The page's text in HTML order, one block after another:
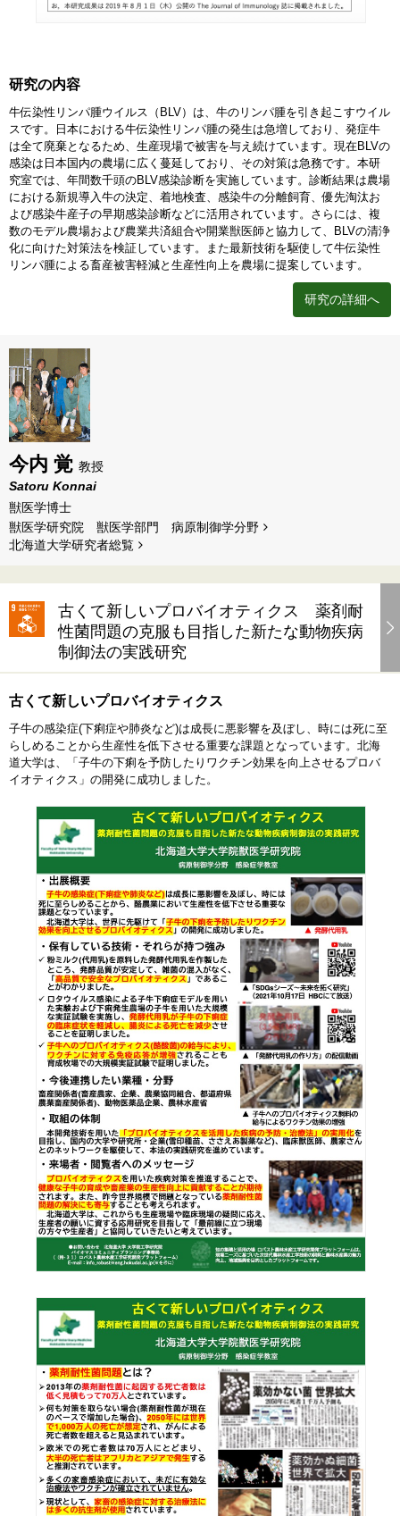
研究の内容
牛伝染性リンパ腫ウイルス（BLV）は、牛のリンパ腫を引き起こすウイル
スです。日本における牛伝染性リンパ腫の発生は急増しており、発症牛
は全て廃棄となるため、生産現場で被害を与え続けています。現在BLVの
感染は日本国内の農場に広く蔓延しており、その対策は急務です。本研
究室では、年間数千頭のBLV感染診断を実施しています。診断結果は農場
における新規導入牛の決定、着地検査、感染牛の分離飼育、優先淘汰お
よび感染牛産子の早期感染診断などに活用されています。さらには、複
数のモデル農場および農業共済組合や開業獣医師と協力して、BLVの清浄
化に向けた対策法を検証しています。また最新技術を駆使して牛伝染性
リンパ腫による畜産被害軽減と生産性向上を農場に提案しています。
研究の詳細へ
今内 覚 教授
Satoru Konnai
獣医学博士
獣医学研究院 獣医学部門 病原制御学分野
北海道⼤学研究者総覧
古くて新しいプロバイオティクス 薬剤耐
性菌問題の克服も目指した新たな動物疾病
制御法の実践研究
古くて新しいプロバイオティクス
子牛の感染症(下痢症や肺炎など)は成長に悪影響を及ぼし、時には死に至
らしめることから生産性を低下させる重要な課題となっています。北海
道大学は、「子牛の下痢を予防したりワクチン効果を向上させるプロバ
イオティクス」の開発に成功しました。